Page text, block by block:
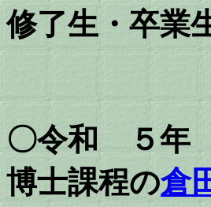
修了生・卒業
〇令和 ５年
博士課程の倉